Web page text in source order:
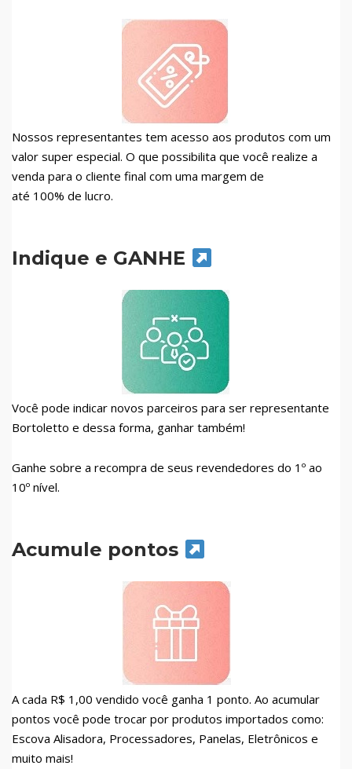
Nossos representantes tem acesso aos produtos com um
valor super especial. O que possibilita que você realize a
venda para o cliente final com uma margem de
até 100% de lucro.
Indique e GANHE
Você pode indicar novos parceiros para ser representante
Bortoletto e dessa forma, ganhar também!
Ganhe sobre a recompra de seus revendedores do 1º ao
10º nível.
Acumule pontos
A cada R$ 1,00 vendido você ganha 1 ponto. Ao acumular
pontos você pode trocar por produtos importados como:
Escova Alisadora, Processadores, Panelas, Eletrônicos e
muito mais!